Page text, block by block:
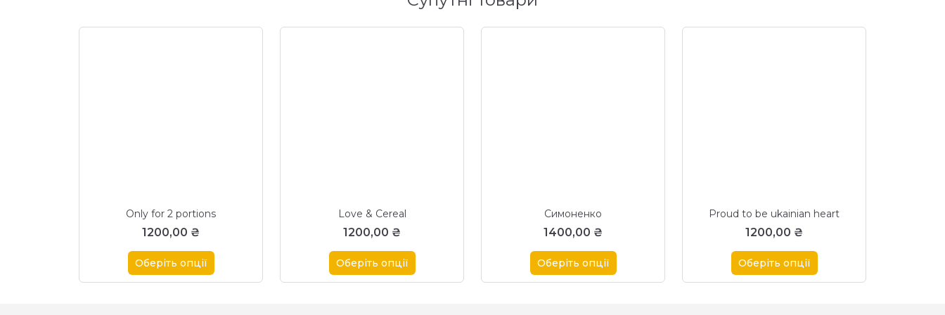
Only for 2 portions
1200,00 ₴
Оберіть опції
Love & Cereal
1200,00 ₴
Оберіть опції
Cимоненко
1400,00 ₴
Оберіть опції
Proud to be ukainian heart
1200,00 ₴
Оберіть опції